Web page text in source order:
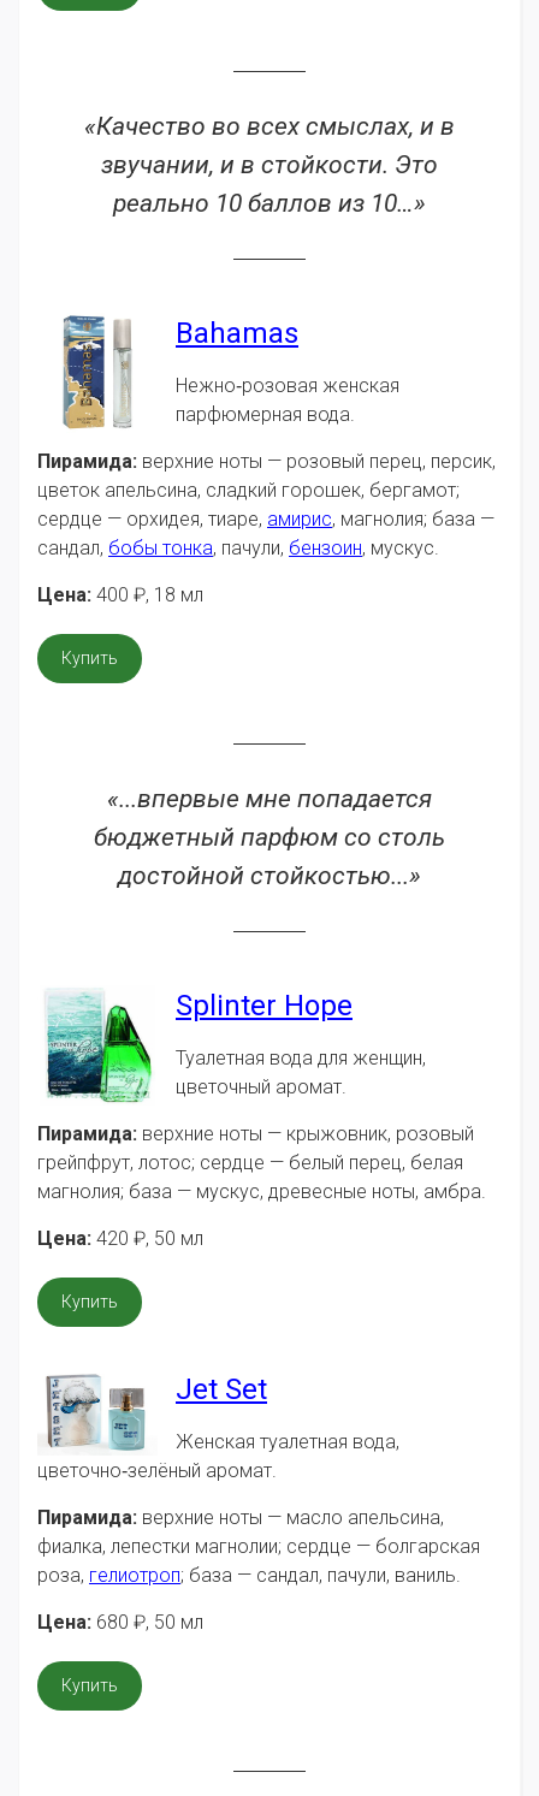
«Качество во всех смыслах, и в
звучании, и в стойкости. Это
реально 10 баллов из 10…»
Bahamas
Нежно‑розовая женская
парфюмерная вода.
Пирамида: верхние ноты — розовый перец, персик,
цветок апельсина, сладкий горошек, бергамот;
сердце — орхидея, тиаре, амирис, магнолия; база —
сандал, бобы тонка, пачули, бензоин, мускус.
Цена: 400 ₽, 18 мл
Купить
«...впервые мне попадается
бюджетный парфюм со столь
достойной стойкостью...»
Splinter Hope
Туалетная вода для женщин,
цветочный аромат.
Пирамида: верхние ноты — крыжовник, розовый
грейпфрут, лотос; сердце — белый перец, белая
магнолия; база — мускус, древесные ноты, амбра.
Цена: 420 ₽, 50 мл
Купить
Jet Set
Женская туалетная вода,
цветочно‑зелёный аромат.
Пирамида: верхние ноты — масло апельсина,
фиалка, лепестки магнолии; сердце — болгарская
роза, гелиотроп; база — сандал, пачули, ваниль.
Цена: 680 ₽, 50 мл
Купить